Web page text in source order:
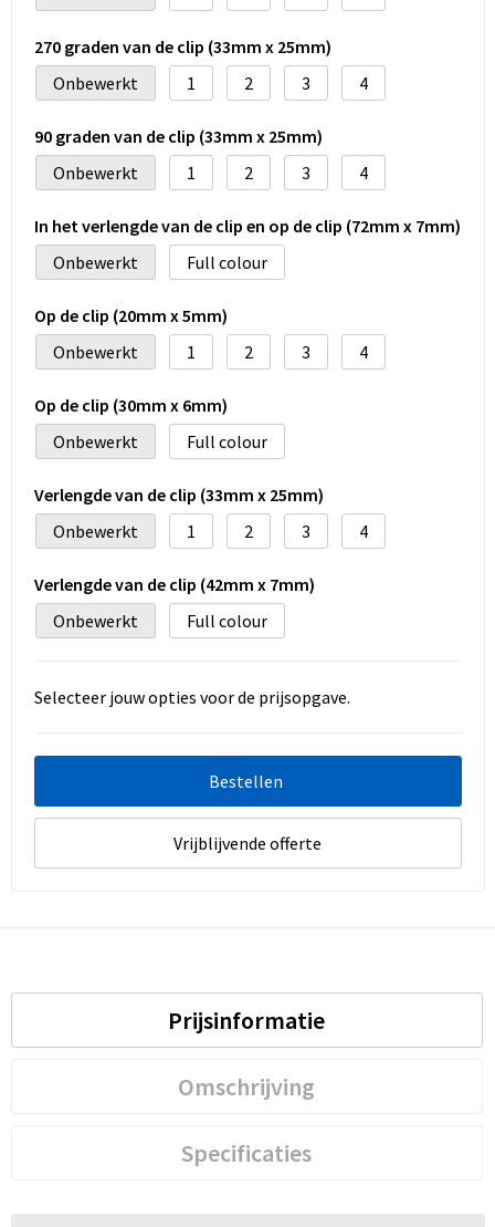
270 graden van de clip (33mm x 25mm)
Onbewerkt
1 2 3 4
90 graden van de clip (33mm x 25mm)
Onbewerkt
1 2 3 4
In het verlengde van de clip en op de clip (72mm x 7mm)
Onbewerkt
Full colour
Op de clip (20mm x 5mm)
Onbewerkt
1 2 3 4
Op de clip (30mm x 6mm)
Onbewerkt
Full colour
Verlengde van de clip (33mm x 25mm)
Onbewerkt
1 2 3 4
Verlengde van de clip (42mm x 7mm)
Onbewerkt
Full colour
Selecteer jouw opties voor de prijsopgave.
Bestellen
Vrijblijvende offerte
Prijsinformatie
Omschrijving
Specificaties